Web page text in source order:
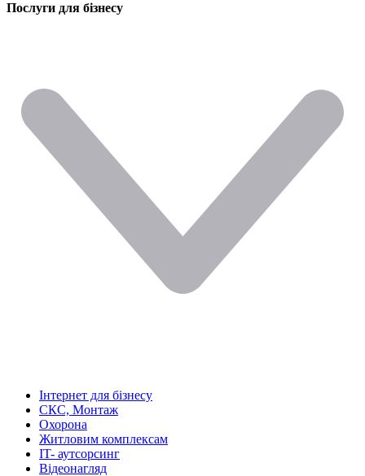
Послуги для бізнесу
Інтернет для бізнесу
СКС, Монтаж
Охорона
Житловим комплексам
IT- аутсорсинг
Відеонагляд